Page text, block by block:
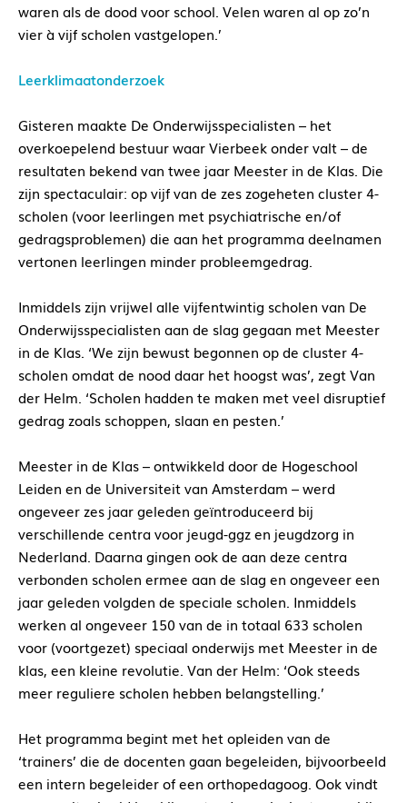
waren als de dood voor school. Velen waren al op zo’n
vier à vijf scholen vastgelopen.’
Leerklimaatonderzoek
Gisteren maakte De Onderwijsspecialisten – het
overkoepelend bestuur waar Vierbeek onder valt – de
resultaten bekend van twee jaar Meester in de Klas. Die
zijn spectaculair: op vijf van de zes zogeheten cluster 4-
scholen (voor leerlingen met psychiatrische en/of
gedragsproblemen) die aan het programma deelnamen
vertonen leerlingen minder probleemgedrag.
Inmiddels zijn vrijwel alle vijfentwintig scholen van De
Onderwijsspecialisten aan de slag gegaan met Meester
in de Klas. ‘We zijn bewust begonnen op de cluster 4-
scholen omdat de nood daar het hoogst was’, zegt Van
der Helm. ‘Scholen hadden te maken met veel disruptief
gedrag zoals schoppen, slaan en pesten.’
Meester in de Klas – ontwikkeld door de Hogeschool
Leiden en de Universiteit van Amsterdam – werd
ongeveer zes jaar geleden geïntroduceerd bij
verschillende centra voor jeugd-ggz en jeugdzorg in
Nederland. Daarna gingen ook de aan deze centra
verbonden scholen ermee aan de slag en ongeveer een
jaar geleden volgden de speciale scholen. Inmiddels
werken al ongeveer 150 van de in totaal 633 scholen
voor (voortgezet) speciaal onderwijs met Meester in de
klas, een kleine revolutie. Van der Helm: ‘Ook steeds
meer reguliere scholen hebben belangstelling.’
Het programma begint met het opleiden van de
‘trainers’ die de docenten gaan begeleiden, bijvoorbeeld
een intern begeleider of een orthopedagoog. Ook vindt